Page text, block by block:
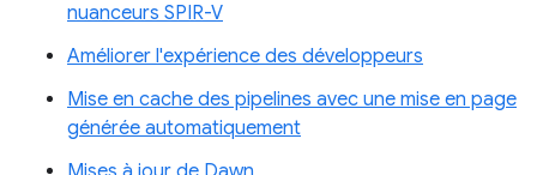
nuanceurs SPIR-V
Améliorer l'expérience des développeurs
Mise en cache des pipelines avec une mise en page
générée automatiquement